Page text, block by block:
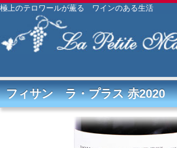
極上のテロワールが薫る ワインのある生活